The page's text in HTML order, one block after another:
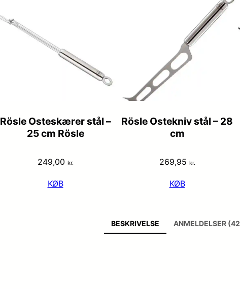
Rösle Osteskærer stål –
25 cm Rösle
249,00 kr.
KØB
Rösle Ostekniv stål – 28
cm
269,95 kr.
KØB
BESKRIVELSE ANMELDELSER